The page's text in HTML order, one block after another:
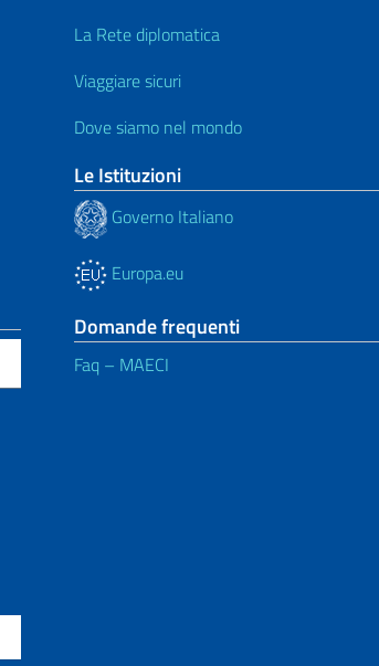
La Rete diplomatica
Viaggiare sicuri
Dove siamo nel mondo
Le Istituzioni
Governo Italiano
Europa.eu
Domande frequenti
Faq – MAECI